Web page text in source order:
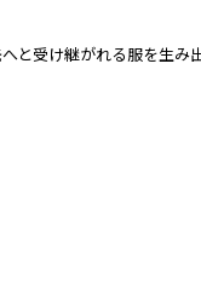
受け継がれる服を生み